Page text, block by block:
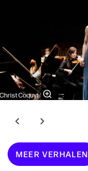
Christ Coquyt
MEER VERHALEN